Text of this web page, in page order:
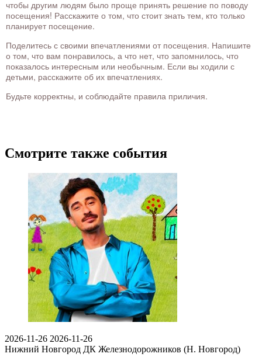
чтобы другим людям было проще принять решение по поводу
посещения! Расскажите о том, что стоит знать тем, кто только
планирует посещение.
Поделитесь с своими впечатлениями от посещения. Напишите
о том, что вам понравилось, а что нет, что запомнилось, что
показалось интересным или необычным. Если вы ходили с
детьми, расскажите об их впечатлениях.
Будьте корректны, и соблюдайте правила приличия.
Смотрите также события
2026-11-26 2026-11-26
Нижний Новгород ДК Железнодорожников (Н. Новгород)